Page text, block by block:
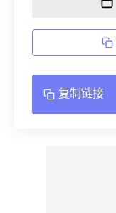
复制链接